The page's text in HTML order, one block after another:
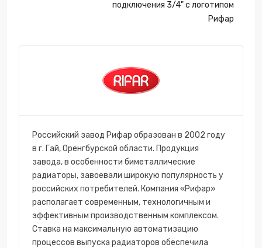
подключения 3/4" с логотипом
Рифар
Российский завод Рифар образован в 2002 году
в г. Гай, Оренгбурской области. Продукция
завода, в особенности биметаллические
радиаторы, завоевали широкую популярность у
российских потребителей. Компания «Рифар»
располагает современным, технологичным и
эффективным производственным комплексом.
Ставка на максимальную автоматизацию
процессов выпуска радиаторов обеспечила